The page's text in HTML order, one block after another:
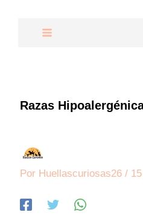
Razas
Por Huellascuriosas26/